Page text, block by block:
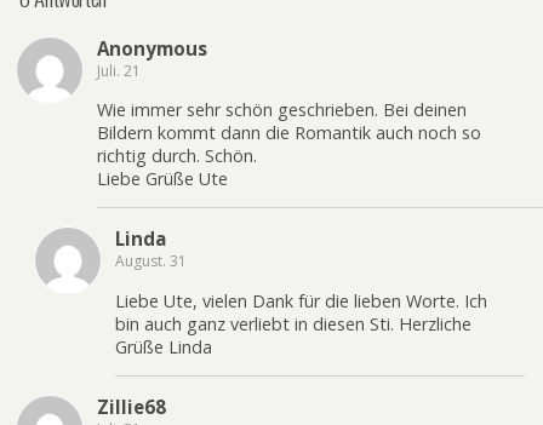
Anonymous
Juli. 21
Wie immer sehr schön geschrieben. Bei deinen
Bildern kommt dann die Romantik auch noch so
richtig durch. Schön.
Liebe Grüße Ute
Linda
August. 31
Liebe Ute, vielen Dank für die lieben Worte. Ich
bin auch ganz verliebt in diesen Sti. Herzliche
Grüße Linda
Zillie68